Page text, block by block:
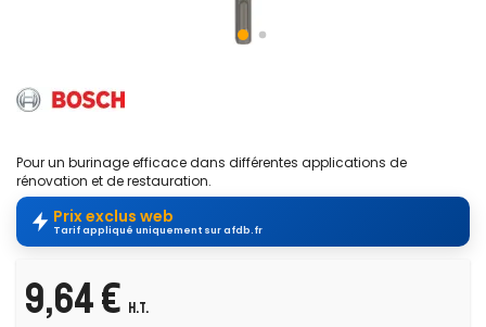
Pour un burinage efficace dans différentes applications de
rénovation et de restauration.
Prix exclus web
Tarif appliqué uniquement sur afdb.fr
9,64 € H.T.